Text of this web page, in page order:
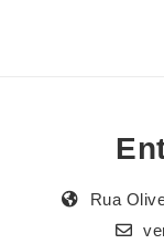
Rua